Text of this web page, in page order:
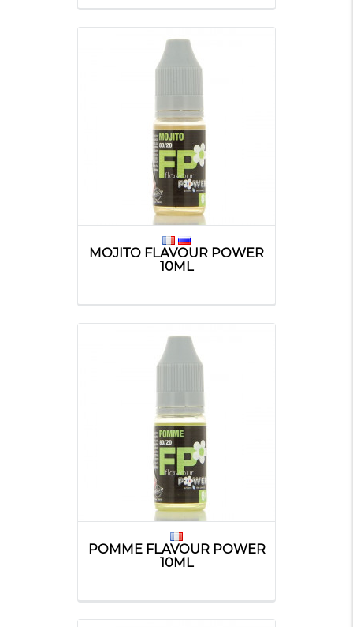
MOJITO FLAVOUR POWER
10ML
POMME FLAVOUR POWER
10ML